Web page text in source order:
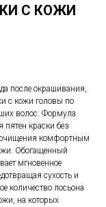
С КОЖИ
после окрашивания,
с кожи головы по
волос. Формула
пятен краски без
очищения комфортным
Обогащенный
мгновенное
сухость и
количество лосьона
на которых